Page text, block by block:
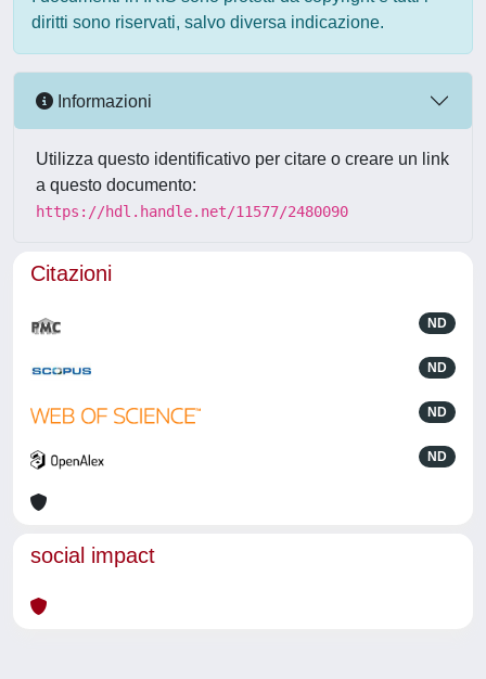
diritti sono riservati, salvo diversa indicazione.
Informazioni
Utilizza questo identificativo per citare o creare un link
a questo documento:
https://hdl.handle.net/11577/2480090
Citazioni
ND
ND
ND
ND
social impact